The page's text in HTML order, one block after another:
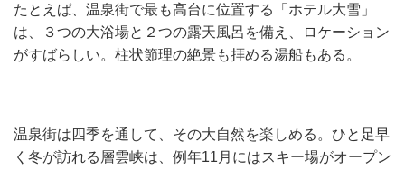
たとえば、温泉街で最も高台に位置する「ホテル大雪」
は、３つの大浴場と２つの露天風呂を備え、ロケーション
がすばらしい。柱状節理の絶景も拝める湯船もある。
温泉街は四季を通して、その大自然を楽しめる。ひと足早
く冬が訪れる層雲峡は、例年11月にはスキー場がオープン